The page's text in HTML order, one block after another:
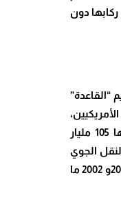
دون
ينتسبون لتنظيم “القاعدة”
المواطنين الأمريكيين،
وكبدت الاقتصاد الأمريكي خسائر جسيمة، بلغت في مدينة نيويورك وحدها 105 مليار
النقل الجوي
والتأمين والسياحة والترفيه التي بلغت خلال الفترة المتراوحة ما بين سنة2000و 2002 ما